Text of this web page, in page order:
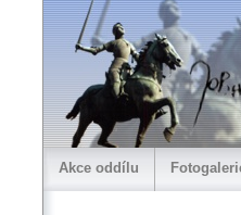
Akce oddílu